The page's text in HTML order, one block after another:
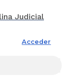
Acceder